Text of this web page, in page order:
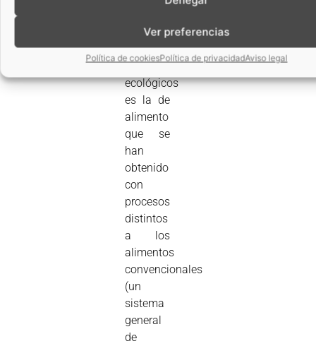
Ver preferencias
Política de cookiesPolítica de privacidadAviso legal
sobre
los
alimentos
ecológicos
es la de
alimento
que se
han
obtenido
con
procesos
distintos
a los
alimentos
convencionales
(un
sistema
general
de